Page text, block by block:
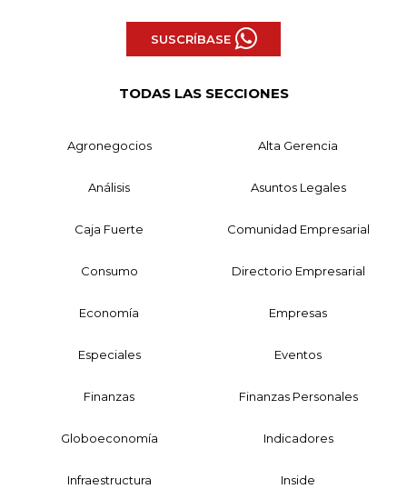
SUSCRÍBASE
TODAS LAS SECCIONES
Agronegocios Alta Gerencia
Análisis Asuntos Legales
Caja Fuerte Comunidad Empresarial
Consumo Directorio Empresarial
Economía Empresas
Especiales Eventos
Finanzas Finanzas Personales
Globoeconomía Indicadores
Infraestructura Inside